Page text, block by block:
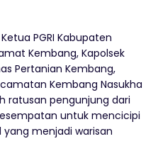
PGRI Kabupaten
Kembang, Kapolsek
Pertanian Kembang,
Kembang Nasukha
ratusan pengunjung dari
untuk mencicipi
menjadi warisan